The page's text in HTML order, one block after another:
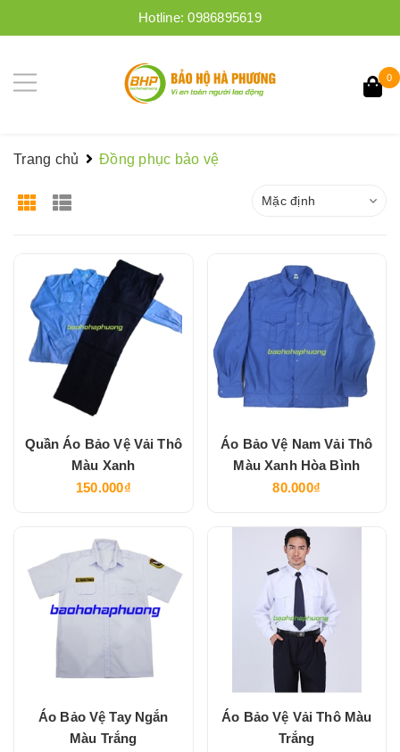
Hotline:0986895619
0
Trang chủ Đồng phục bảo vệ
Mặc định
Quần Áo Bảo Vệ Vải Thô
Màu Xanh
150.000₫
Áo Bảo Vệ Nam Vải Thô
Màu Xanh Hòa Bình
80.000₫
Áo Bảo Vệ Tay Ngắn
Màu Trắng
Áo Bảo Vệ Vải Thô Màu
Trắng